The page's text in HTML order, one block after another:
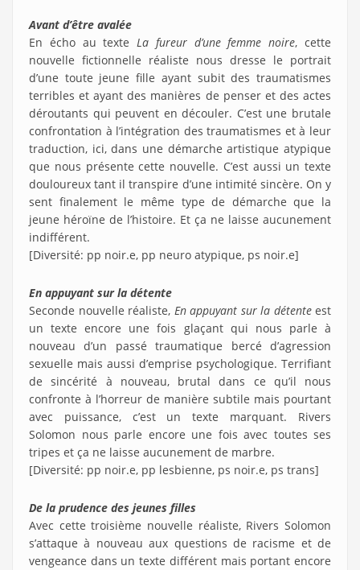
Avant d’être avalée
En écho au texteLa fureur d’une femme noire, cette
nouvelle fictionnelle réaliste nous dresse le portrait
d’une toute jeune fille ayant subit des traumatismes
terribles et ayant des manières de penser et des actes
déroutants qui peuvent en découler. C’est une brutale
confrontation à l’intégration des traumatismes et à leur
traduction, ici, dans une démarche artistique atypique
que nous présente cette nouvelle. C’est aussi un texte
douloureux tant il transpire d’une intimité sincère. On y
sent finalement le même type de démarche que la
jeune héroïne de l’histoire. Et ça ne laisse aucunement
indifférent.
[Diversité: pp noir.e, pp neuro atypique, ps noir.e]
En appuyant sur la détente
Seconde nouvelle réaliste, En appuyant sur la détente est
un texte encore une fois glaçant qui nous parle à
nouveau d’un passé traumatique bercé d’agression
sexuelle mais aussi d’emprise psychologique. Terrifiant
de sincérité à nouveau, brutal dans ce qu’il nous
confronte à l’horreur de manière subtile mais pourtant
avec puissance, c’est un texte marquant. Rivers
Solomon nous parle encore une fois avec toutes ses
tripes et ça ne laisse aucunement de marbre.
[Diversité: pp noir.e, pp lesbienne, ps noir.e, ps trans]
De la prudence des jeunes filles
Avec cette troisième nouvelle réaliste, Rivers Solomon
s’attaque à nouveau aux questions de racisme et de
vengeance dans un texte différent mais portant encore